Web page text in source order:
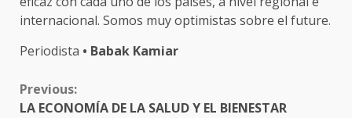
internacional. Somos muy optimistas sobre el future.
Periodista • Babak Kamiar
CONTINUE
READING
Previous:
LA ECONOMÍA DE LA SALUD Y EL BIENESTAR